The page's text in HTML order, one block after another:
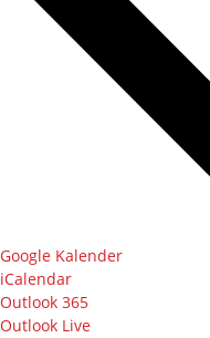
Google Kalender
iCalendar
Outlook 365
Outlook Live